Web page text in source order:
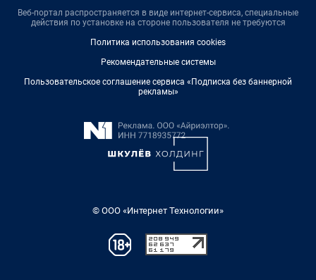
Веб-портал распространяется в виде интернет-сервиса, специальные
действия по установке на стороне пользователя не требуются
Политика использования cookies
Рекомендательные системы
Пользовательское соглашение сервиса «Подписка без баннерной
рекламы»
© ООО «Интернет Технологии»